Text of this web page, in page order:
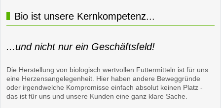
Bio ist unsere Kernkompetenz...
...und nicht nur ein Geschäftsfeld!
Die Herstellung von biologisch wertvollen Futtermitteln ist für uns
eine Herzensangelegenheit. Hier haben andere Beweggründe
oder irgendwelche Kompromisse einfach absolut keinen Platz -
das ist für uns und unsere Kunden eine ganz klare Sache.